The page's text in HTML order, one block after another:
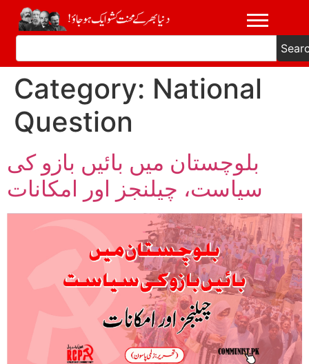
Category: National
Question
بلوچستان میں بائیں بازو کی
سیاست، چیلنجز اور امکانات